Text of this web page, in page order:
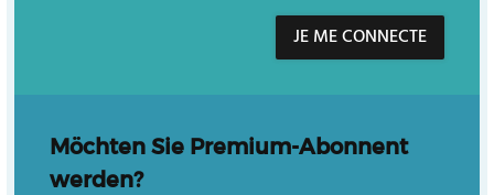
JE ME CONNECTE
Möchten Sie Premium-Abonnent
werden?